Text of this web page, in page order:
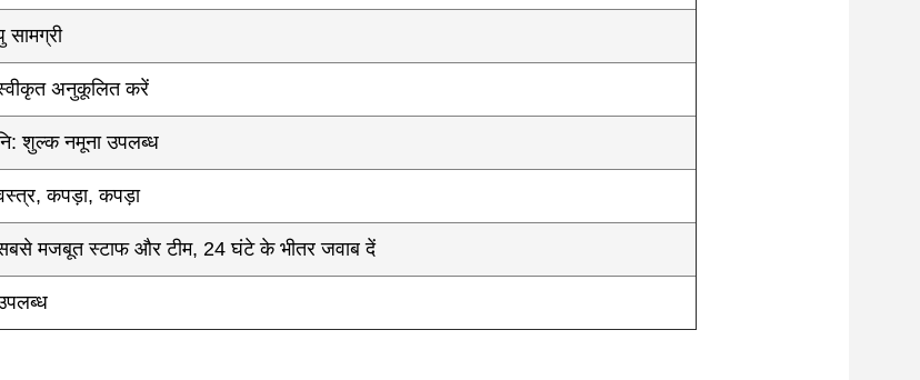
सामग्री
अनुकूलित करें
शुल्क नमूना उपलब्ध
कपड़ा, कपड़ा
मजबूत स्टाफ और टीम, 24 घंटे के भीतर जवाब दें